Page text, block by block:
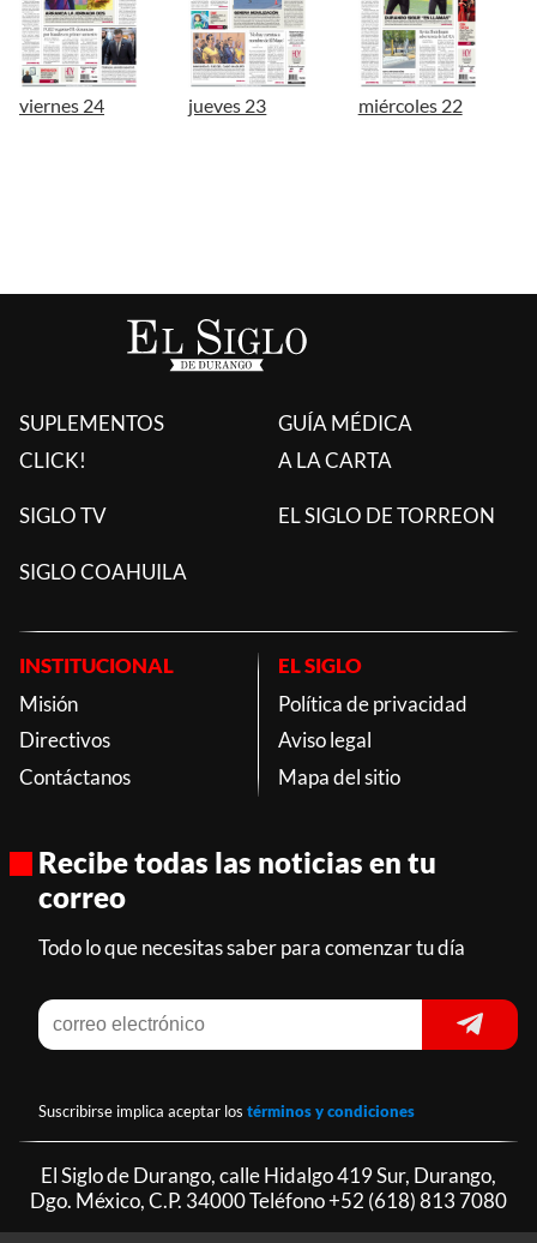
viernes 24 jueves 23 miércoles 22
SUPLEMENTOS
CLICK!
GUÍA MÉDICA
A LA CARTA
SIGLO TV EL SIGLO DE TORREON
SIGLO COAHUILA
INSTITUCIONAL
Misión
Directivos
Contáctanos
EL SIGLO
Política de privacidad
Aviso legal
Mapa del sitio
Recibe todas las noticias en tu
correo
Todo lo que necesitas saber para comenzar tu día
Suscribirse implica aceptar los términos y condiciones
El Siglo de Durango, calle Hidalgo 419 Sur, Durango,
Dgo. México, C.P. 34000 Teléfono+52 (618) 813 7080